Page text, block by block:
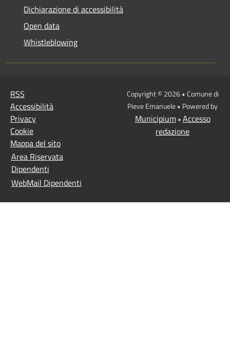
Dichiarazione di accessibilità
Open data
Whistleblowing
RSS
Accessibilità
Privacy
Cookie
Mappa del sito
Area Riservata
Dipendenti
WebMail Dipendenti
Copyright © 2026 • Comune di
Pieve Emanuele • Powered by
Municipium• Accesso
redazione